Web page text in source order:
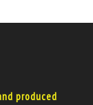
produced